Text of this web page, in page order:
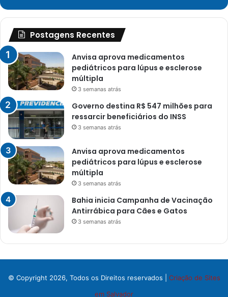
Postagens Recentes
Anvisa aprova medicamentos
pediátricos para lúpus e esclerose
múltipla
3 semanas atrás
Governo destina R$ 547 milhões para
ressarcir beneficiários do INSS
3 semanas atrás
Anvisa aprova medicamentos
pediátricos para lúpus e esclerose
múltipla
3 semanas atrás
Bahia inicia Campanha de Vacinação
Antirrábica para Cães e Gatos
3 semanas atrás
© Copyright 2026, Todos os Direitos reservados | Criação de Sites
em Salvador